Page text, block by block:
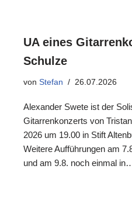
UA eines
Schulze
von Stefan 26.07.2026
Alexander Swete ist der
Gitarrenkonzerts von
2026 um 19.00 in Stift
Weitere Aufführungen am
und am 9.8. noch einmal